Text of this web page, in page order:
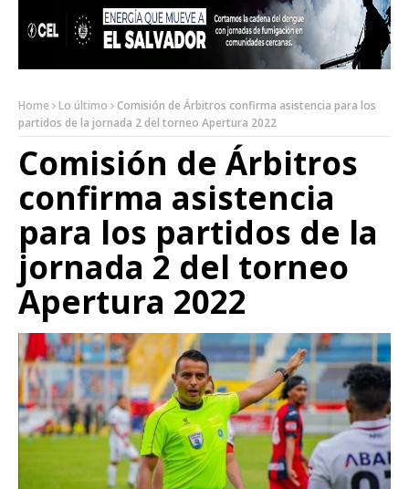
Home Lo último
Comisión de Árbitros confirma asistencia para los
partidos de la jornada 2 del torneo Apertura 2022
Comisión de Árbitros
confirma asistencia
para los partidos de la
jornada 2 del torneo
Apertura 2022